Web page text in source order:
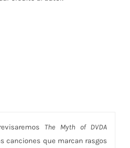
The Myth of DVDA
canciones que marcan rasgos